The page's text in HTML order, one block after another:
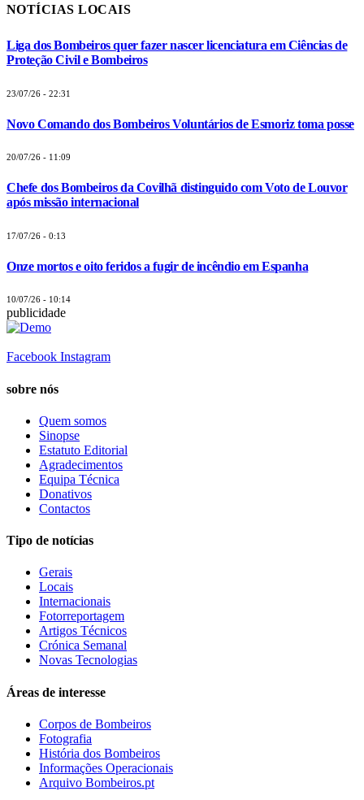
NOTÍCIAS LOCAIS
Liga dos Bombeiros quer fazer nascer licenciatura em Ciências de
Proteção Civil e Bombeiros
23/07/26 - 22:31
Novo Comando dos Bombeiros Voluntários de Esmoriz toma posse
20/07/26 - 11:09
Chefe dos Bombeiros da Covilhã distinguido com Voto de Louvor
após missão internacional
17/07/26 - 0:13
Onze mortos e oito feridos a fugir de incêndio em Espanha
10/07/26 - 10:14
publicidade
Facebook Instagram
sobre nós
Quem somos
Sinopse
Estatuto Editorial
Agradecimentos
Equipa Técnica
Donativos
Contactos
Tipo de notícias
Gerais
Locais
Internacionais
Fotorreportagem
Artigos Técnicos
Crónica Semanal
Novas Tecnologias
Áreas de interesse
Corpos de Bombeiros
Fotografia
História dos Bombeiros
Informações Operacionais
Arquivo Bombeiros.pt